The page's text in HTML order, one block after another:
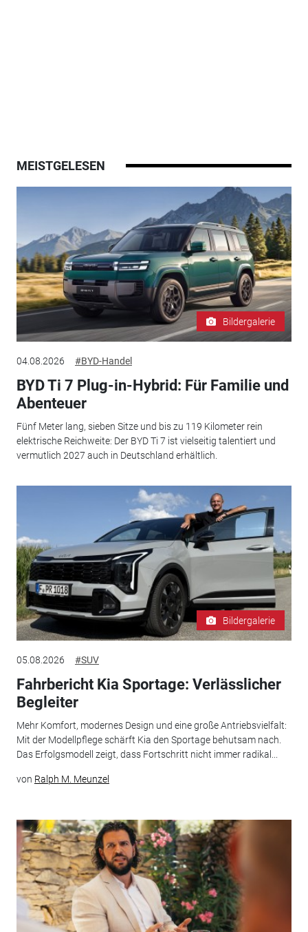
MEISTGELESEN
Bildergalerie
04.08.2026 #BYD-Handel
BYD Ti 7 Plug-in-Hybrid: Für Familie und
Abenteuer
Fünf Meter lang, sieben Sitze und bis zu 119 Kilometer rein
elektrische Reichweite: Der BYD Ti 7 ist vielseitig talentiert und
vermutlich 2027 auch in Deutschland erhältlich.
Bildergalerie
05.08.2026 #SUV
Fahrbericht Kia Sportage: Verlässlicher
Begleiter
Mehr Komfort, modernes Design und eine große Antriebsvielfalt:
Mit der Modellpflege schärft Kia den Sportage behutsam nach.
Das Erfolgsmodell zeigt, dass Fortschritt nicht immer radikal...
von Ralph M. Meunzel